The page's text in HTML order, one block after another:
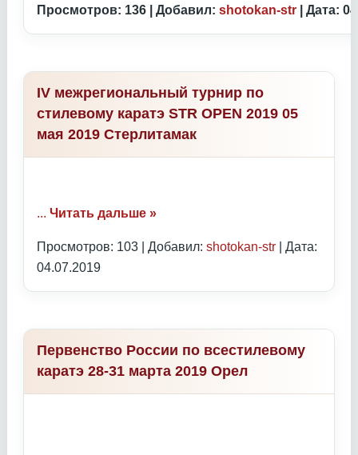
Просмотров: 136 | Добавил: shotokan-str | Дата:
IV межрегиональный турнир по
стилевому каратэ STR OPEN 2019 05
мая 2019 Стерлитамак
... Читать дальше »
Просмотров: 103 | Добавил: shotokan-str | Дата:
04.07.2019
Первенство России по всестилевому
каратэ 28-31 марта 2019 Орел